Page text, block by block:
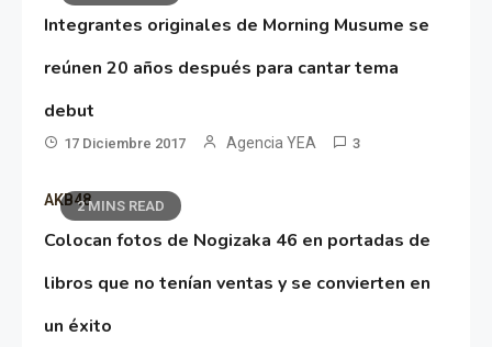
Integrantes originales de Morning Musume se
reúnen 20 años después para cantar tema
debut
17 Diciembre 2017 Agencia YEA 3
2 MINS READ
AKB48
Colocan fotos de Nogizaka 46 en portadas de
libros que no tenían ventas y se convierten en
un éxito